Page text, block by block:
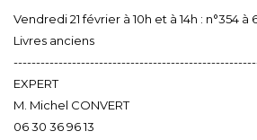
Vendredi 21 février à 10h et à 14h : n°354 à
Livres anciens
EXPERT
M. Michel CONVERT
06 30 36 96 13